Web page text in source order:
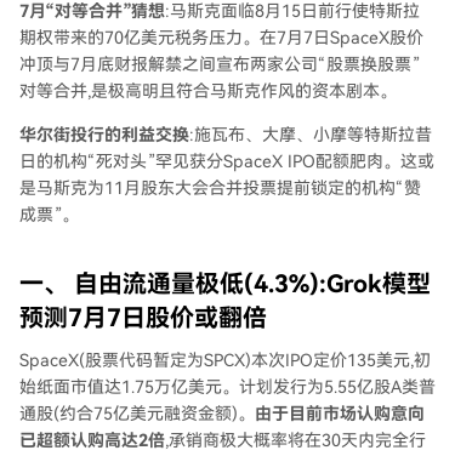
7月“对等合并”猜想:马斯克面临8月15日前行使特斯拉
期权带来的70亿美元税务压力。在7月7日SpaceX股价
冲顶与7月底财报解禁之间宣布两家公司“股票换股票”
对等合并,是极高明且符合马斯克作风的资本剧本。
华尔街投行的利益交换:施瓦布、大摩、小摩等特斯拉昔
日的机构“死对头”罕见获分SpaceX IPO配额肥肉。这或
是马斯克为11月股东大会合并投票提前锁定的机构“赞
成票”。
一、 自由流通量极低(4.3%):Grok模型
预测7月7日股价或翻倍
SpaceX(股票代码暂定为SPCX)本次IPO定价135美元,初
始纸面市值达1.75万亿美元。计划发行为5.55亿股A类普
通股(约合75亿美元融资金额)。 由于目前市场认购意向
已超额认购高达2倍,承销商极大概率将在30天内完全行